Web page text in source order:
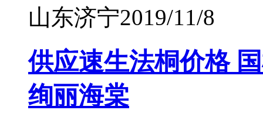
山东济宁2019/11/8
供应速生法桐价格
绚丽海棠